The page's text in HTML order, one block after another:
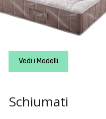
Vedi i Modelli
Schiumati